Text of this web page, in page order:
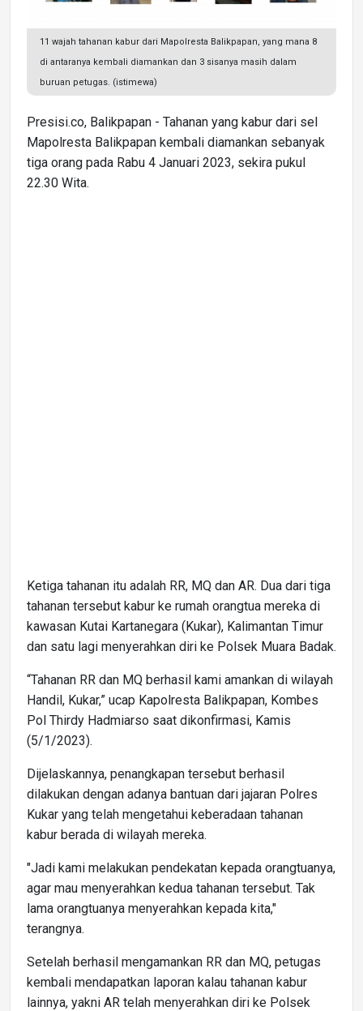
11 wajah tahanan kabur dari Mapolresta Balikpapan, yang mana 8
di antaranya kembali diamankan dan 3 sisanya masih dalam
buruan petugas. (istimewa)
Presisi.co, Balikpapan - Tahanan yang kabur dari sel
Mapolresta Balikpapan kembali diamankan sebanyak
tiga orang pada Rabu 4 Januari 2023, sekira pukul
22.30 Wita.
Ketiga tahanan itu adalah RR, MQ dan AR. Dua dari tiga
tahanan tersebut kabur ke rumah orangtua mereka di
kawasan Kutai Kartanegara (Kukar), Kalimantan Timur
dan satu lagi menyerahkan diri ke Polsek Muara Badak.
“Tahanan RR dan MQ berhasil kami amankan di wilayah
Handil, Kukar,” ucap Kapolresta Balikpapan, Kombes
Pol Thirdy Hadmiarso saat dikonfirmasi, Kamis
(5/1/2023).
Dijelaskannya, penangkapan tersebut berhasil
dilakukan dengan adanya bantuan dari jajaran Polres
Kukar yang telah mengetahui keberadaan tahanan
kabur berada di wilayah mereka.
"Jadi kami melakukan pendekatan kepada orangtuanya,
agar mau menyerahkan kedua tahanan tersebut. Tak
lama orangtuanya menyerahkan kepada kita,"
terangnya.
Setelah berhasil mengamankan RR dan MQ, petugas
kembali mendapatkan laporan kalau tahanan kabur
lainnya, yakni AR telah menyerahkan diri ke Polsek